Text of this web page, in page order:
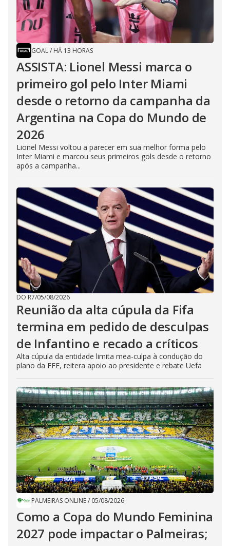
GOAL/ HÁ 13 HORAS
ASSISTA: Lionel Messi marca o
primeiro gol pelo Inter Miami
desde o retorno da campanha da
Argentina na Copa do Mundo de
2026
Lionel Messi voltou a parecer em sua melhor forma pelo
Inter Miami e marcou seus primeiros gols desde o retorno
após a campanha...
DO R7/05/08/2026
Reunião da alta cúpula da Fifa
termina em pedido de desculpas
de Infantino e recado a críticos
Alta cúpula da entidade limita mea-culpa à condução do
plano da FFE, reitera apoio ao presidente e rebate Uefa
PALMEIRAS ONLINE/ 05/08/2026
Como a Copa do Mundo Feminina
2027 pode impactar o Palmeiras;